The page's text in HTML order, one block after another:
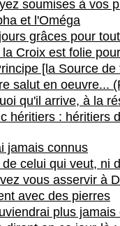
soumises à vos
et l'Oméga
grâces pour
Croix est folie
[la Source
salut en oeuvre...
qu'il arrive, à la
héritiers : héritiers
jamais connus
celui qui veut, ni
vous asservir à
avec des pierres
plus